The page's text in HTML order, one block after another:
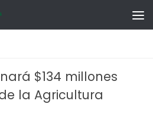
$134 millones
la Agricultura